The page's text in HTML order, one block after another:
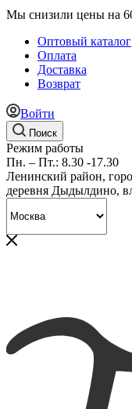
Мы снизили цены на
Оптовый каталог
Оплата
Доставка
Возврат
Войти
Поиск
Режим работы
Пн. – Пт.: 8.30 -17.30
Ленинский район,
деревня Дыдылдино,